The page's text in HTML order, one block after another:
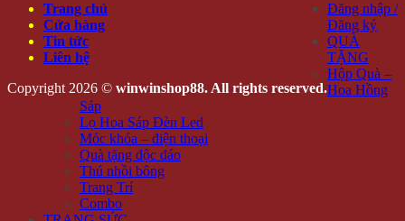
Trang chủ
Cửa hàng
Tin tức
Liên hệ
Copyright 2026 © winwinshop88. All rights reserved.
Đăng nhập /
Đăng ký
QUÀ
TẶNG
Hộp Quà –
Hoa Hồng
Sáp
Lọ Hoa Sáp Đèn Led
Móc khóa – điện thoại
Quà tặng độc đáo
Thú nhồi bông
Trang Trí
Combo